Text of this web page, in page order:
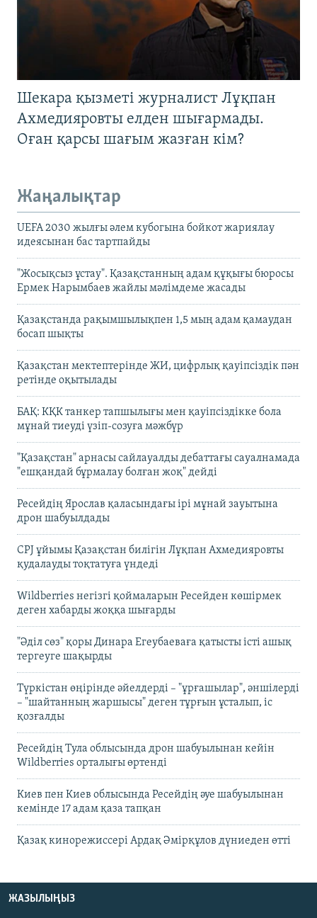
Шекара қызметі журналист Лұқпан
Ахмедияровты елден шығармады.
Оған қарсы шағым жазған кім?
Жаңалықтар
UEFA 2030 жылғы әлем кубогына бойкот жариялау
идеясынан бас тартпайды
"Жосықсыз ұстау". Қазақстанның адам құқығы бюросы
Ермек Нарымбаев жайлы мәлімдеме жасады
Қазақстанда рақымшылықпен 1,5 мың адам қамаудан
босап шықты
Қазақстан мектептерінде ЖИ, цифрлық қауіпсіздік пән
ретінде оқытылады
БАҚ: КҚК танкер тапшылығы мен қауіпсіздікке бола
мұнай тиеуді үзіп-созуға мәжбүр
"Қазақстан" арнасы сайлауалды дебаттағы сауалнамада
"ешқандай бұрмалау болған жоқ" дейді
Ресейдің Ярослав қаласындағы ірі мұнай зауытына
дрон шабуылдады
CPJ ұйымы Қазақстан билігін Лұқпан Ахмедияровты
қудалауды тоқтатуға үндеді
Wildberries негізгі қоймаларын Ресейден көшірмек
деген хабарды жоққа шығарды
"Әділ сөз" қоры Динара Егеубаеваға қатысты істі ашық
тергеуге шақырды
Түркістан өңірінде әйелдерді – "ұрғашылар", әншілерді
– "шайтанның жаршысы" деген тұрғын ұсталып, іс
қозғалды
Ресейдің Тула облысында дрон шабуылынан кейін
Wildberries орталығы өртенді
Киев пен Киев облысында Ресейдің әуе шабуылынан
кемінде 17 адам қаза тапқан
Қазақ кинорежиссері Ардақ Әмірқұлов дүниеден өтті
ЖАЗЫЛЫҢЫЗ